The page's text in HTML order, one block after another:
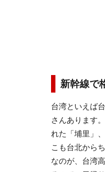
新幹線で
台湾といえば
さんあります
れた「埔里」
こも台北から
なのが、台湾